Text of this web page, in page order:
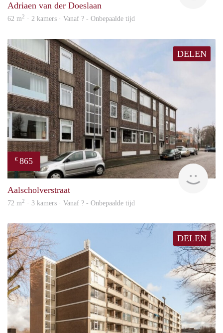
Adriaen van der Doeslaan
62 m2 · 2 kamers · Vanaf ? - Onbepaalde tijd
DELEN
€ 865
rent
Aalscholverstraat
72 m2 · 3 kamers · Vanaf ? - Onbepaalde tijd
DELEN